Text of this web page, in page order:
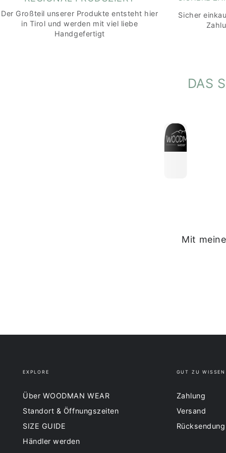
Der Großteil unserer Produkte entsteht hier
in Tirol und werden mit viel liebe
Handgefertigt
Sicher
DAS
Mit
EXPLORE
Über WOODMAN WEAR
Standort & Öffnungszeiten
SIZE GUIDE
Händler werden
GUT ZU WISSEN
Zahlung
Versand